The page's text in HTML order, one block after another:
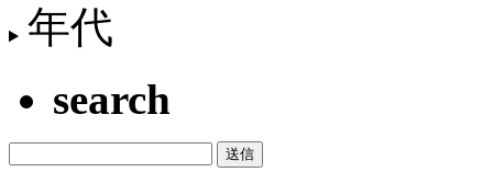
年代
search